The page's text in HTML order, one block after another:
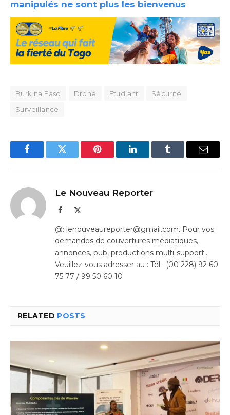
manipulés ne sont plus les bienvenus
Burkina Faso Drone Etudiant
Sécurité
Surveillance
FacebookTwitter Pinterest LinkedInTumblr Email
Le Nouveau Reporter
Facebook
@: lenouveaureporter@gmail.com. Pour vos
demandes de couvertures médiatiques,
annonces, pub, productions multi-support…
Veuillez-vous adresser au : Tél : (00 228) 92 60
75 77 / 99 50 60 10
RELATED POSTS